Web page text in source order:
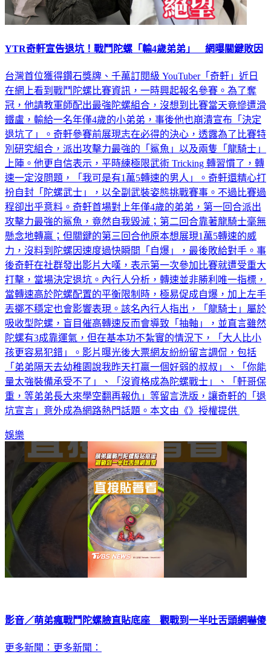
YTR奇軒宣告退坑！戰鬥陀螺「輸4歲弟弟」 網曝關鍵敗因
台灣首位獲得鑽石獎牌、千萬訂閱級 YouTuber「奇軒」近日
在網上看到戰鬥陀螺比賽資訊，一時興起報名參賽。為了奪
冠，他請教軍師配出最強陀螺組合，沒想到比賽當天竟慘遭滑
鐵盧，輸給一名年僅4歲的小弟弟，事後他也崩潰宣布「決定
退坑了」。奇軒參賽前展現志在必得的決心，透露為了比賽特
別研究組合，派出攻擊力最強的「鯊魚」以及兩隻「龍騎士」
上陣。他更自信表示，平時練極限武術 Tricking 轉習慣了，轉
速一定沒問題，「我可是有1萬5轉速的男人」。奇軒還精心打
扮自封「陀螺武士」，以全副武裝姿態挑戰賽事。不過比賽過
程卻出乎意料。奇軒首場對上年僅4歲的弟弟，第一回合派出
攻擊力最強的鯊魚，竟然自我毀滅；第二回合靠著龍騎士毫無
懸念地轉贏；但關鍵的第三回合他原本想展現1萬5轉速的威
力，沒料到陀螺因速度過快瞬間「自爆」，最後敗給對手。事
後奇軒在社群發出影片大嘆，表示第一次參加比賽就遭受重大
打擊，當場決定退坑。內行人分析，轉速並非勝利唯一指標，
當轉速高於陀螺配置的平衡限制時，極易促成自爆，加上左手
丟擲不穩定也會影響表現。該名內行人指出，「龍騎士」屬於
吸收型陀螺，盲目催高轉速反而會導致「抽軸」，並直言雖然
陀螺有3成靠運氣，但在基本功不紮實的情況下，「大人比小
孩更容易犯錯」。影片曝光後大票網友紛紛留言調侃，包括
「弟弟隔天去幼稚園說我昨天打贏一個好弱的叔叔」、「你能
量太強裝備承受不了」、「沒資格成為陀螺戰士」、「軒哥保
重，等弟弟長大來學空翻再報仇」等留言洗版，讓奇軒的「退
坑宣言」意外成為網路熱門話題。本文由《》授權提供
娛樂
影音／萌弟瘋戰鬥陀螺臉直貼底座 觀戰到一半吐舌頭網嚇傻
更多新聞：更多新聞：